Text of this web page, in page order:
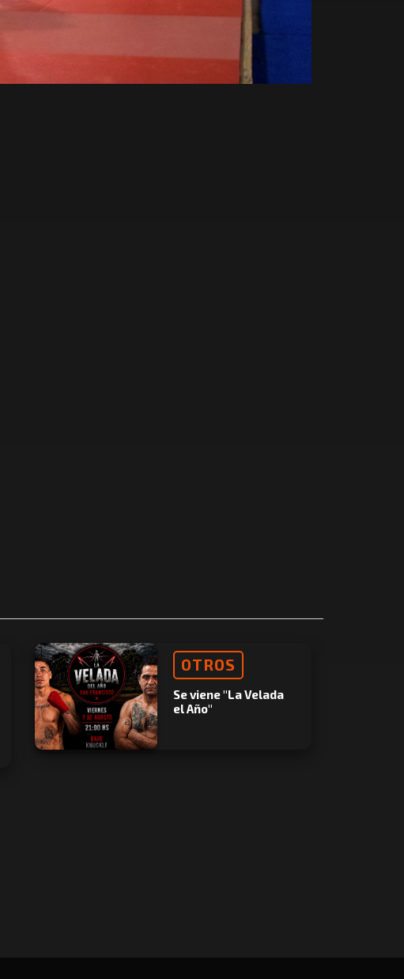
OTROS
Se viene "La Velada
el Año"